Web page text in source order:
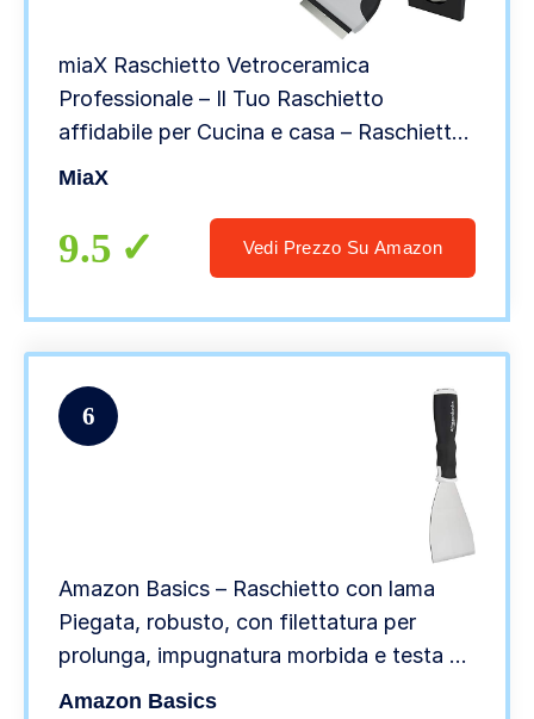
miaX Raschietto Vetroceramica
Professionale – Il Tuo Raschietto
affidabile per Cucina e casa – Raschietto
Stabile con Impugnatura Morbida – Lame
Vetro
MiaX
9.5 Vedi Prezzo Su Amazon
6
Amazon Basics – Raschietto con lama
Piegata, robusto, con filettatura per
prolunga, impugnatura morbida e testa a
martello, 7.62 cm
Amazon Basics